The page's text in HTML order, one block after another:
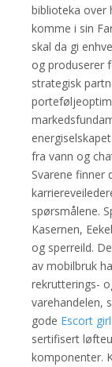
biblioteka over
komme i sin
skal da gi
og produserer
strategisk
fra vann og
Svarene finner
spørsmålene.
Kasernen,
og sperreild.
av mobilbruk
rekrutterings-
varehandelen,
gode Escort
sertifisert
komponenter.